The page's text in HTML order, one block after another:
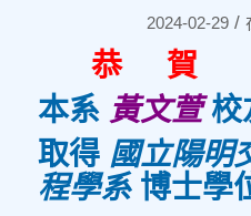
2024-02-29 /
恭 賀
本系黃文萱校
取得 國立陽明
程學系博士學